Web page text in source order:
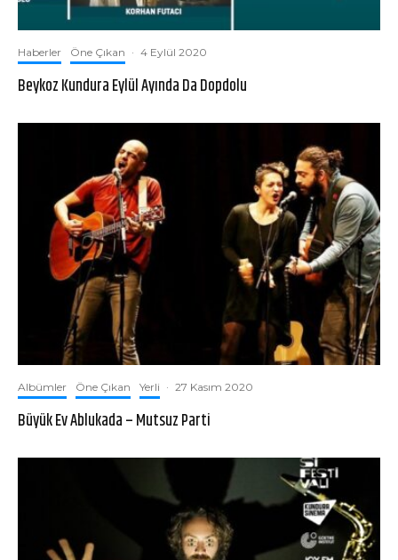
Haberler Öne Çıkan · 4 Eylül 2020
Beykoz Kundura Eylül Ayında Da Dopdolu
Albümler Öne Çıkan Yerli · 27 Kasım 2020
Büyük Ev Ablukada – Mutsuz Parti